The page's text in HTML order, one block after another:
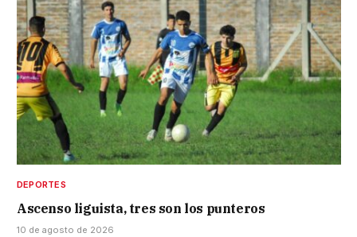
DEPORTES
Ascenso liguista, tres son los punteros
10 de agosto de 2026